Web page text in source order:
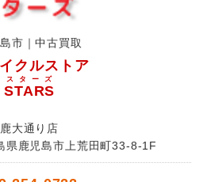
市｜中古買取
クルストア
STARS
スターズ
鹿大通り店
県鹿児島市上荒田町33-8-1F